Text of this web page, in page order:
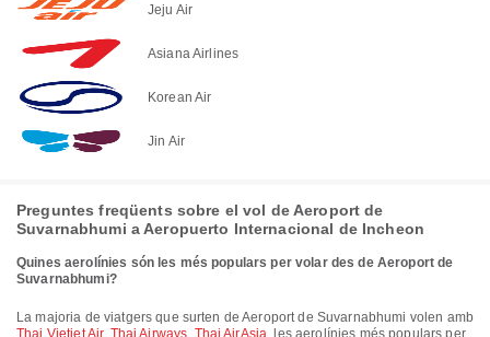
Jeju Air
Asiana Airlines
Korean Air
Jin Air
Preguntes freqüents sobre el vol de Aeroport de
Suvarnabhumi a Aeropuerto Internacional de Incheon
Quines aerolínies són les més populars per volar des de Aeroport de
Suvarnabhumi?
La majoria de viatgers que surten de Aeroport de Suvarnabhumi volen amb
Thai Vietjet Air, Thai Airways Thai AirAsia , les aerolínies més populars per